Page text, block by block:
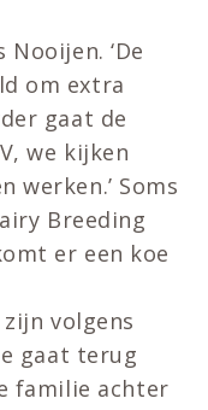
‘De
om extra
gaat de
we kijken
werken.’ Soms
Breeding
er een koe
volgens
gaat terug
familie achter